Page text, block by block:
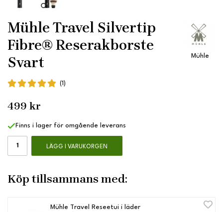
Mühle Travel Silvertip
Fibre® Reserakborste
Svart
Mühle
(1)
499 kr
Finns i lager för omgående leverans
LÄGG I VARUKORGEN
Köp tillsammans med:
Mühle Travel Reseetui i läder